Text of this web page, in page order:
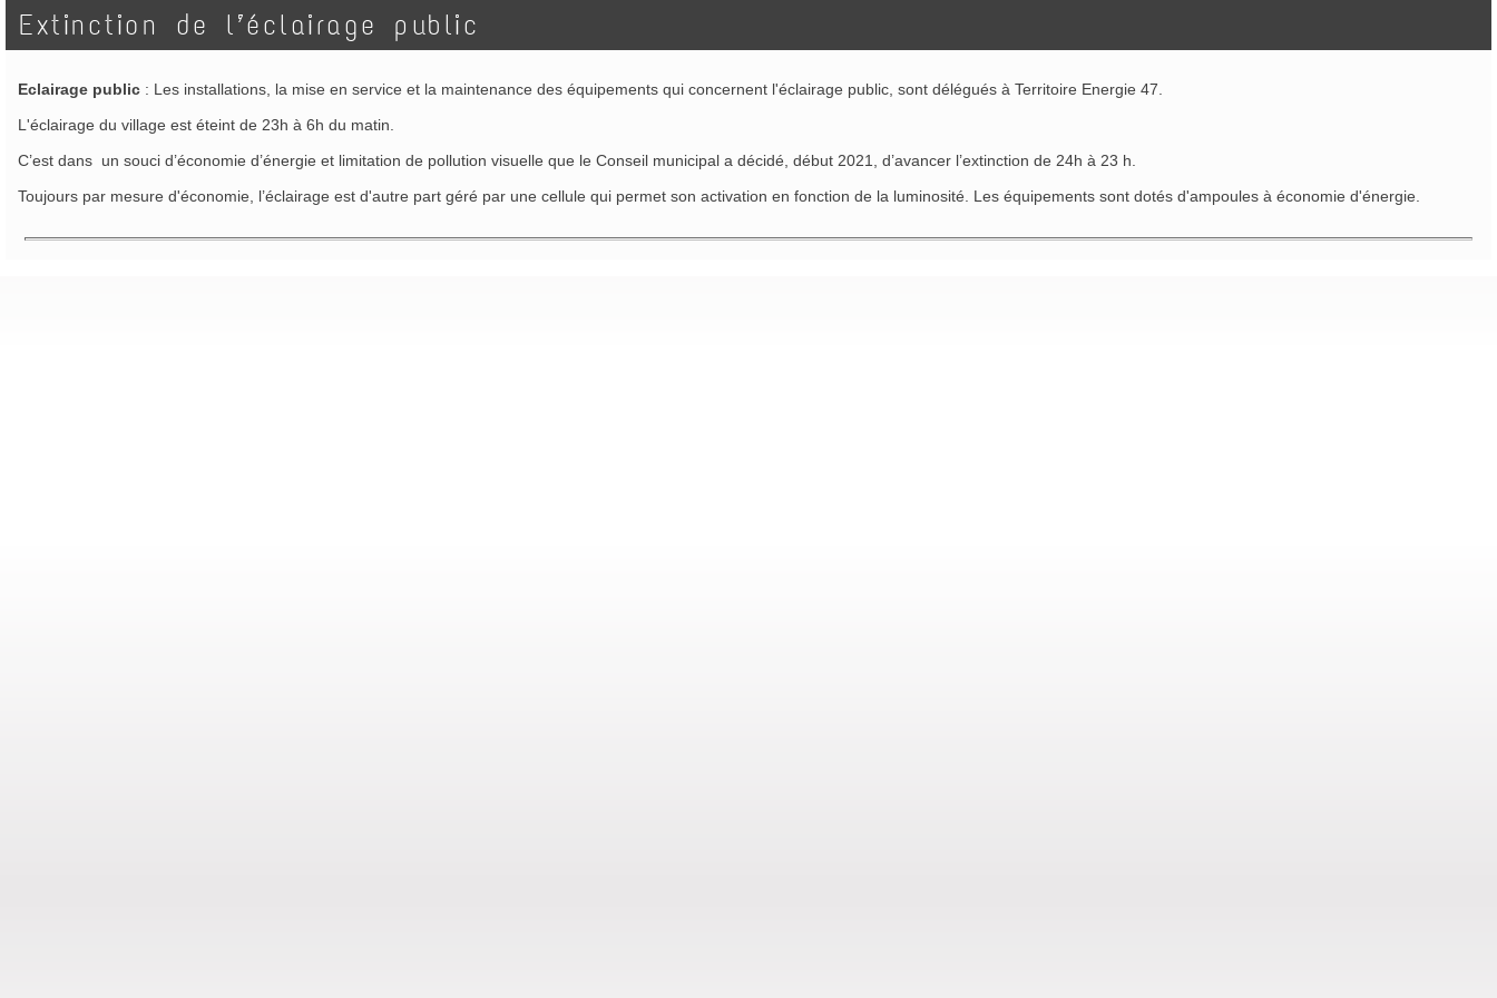
Extinction de l’éclairage public
Eclairage public : Les installations, la mise en service et la maintenance des équipements qui concernent l'éclairage public, sont délégués à Territoire Energie 47.
L'éclairage du village est éteint de 23h à 6h du matin.
C’est dans un souci d’économie d’énergie et limitation de pollution visuelle que le Conseil municipal a décidé, début 2021, d’avancer l’extinction de 24h à 23 h.
Toujours par mesure d'économie, l’éclairage est d'autre part géré par une cellule qui permet son activation en fonction de la luminosité. Les équipements sont dotés d'ampoules à économie d'énergie.